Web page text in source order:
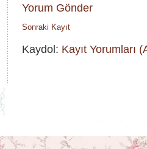
Yorum Gönder
Sonraki Kayıt
Kaydol: Kayıt Yorumları